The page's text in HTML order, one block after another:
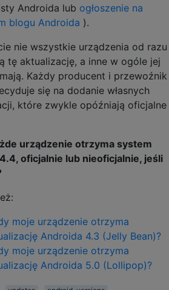
Androida lub ogłoszenie na
blogu Androida ).
nie wszystkie urządzenia od razu
tę aktualizację, a inne w ogóle jej
Każdy producent i przewoźnik
się na dodanie własnych
które zwykle opóźniają oficjalne
urządzenie otrzyma system
oficjalnie lub nieoficjalnie, jeśli
moje urządzenie otrzyma
Androida 4.3 (Jelly Bean)?
moje urządzenie otrzyma
Androida 5.0 (Lollipop)?